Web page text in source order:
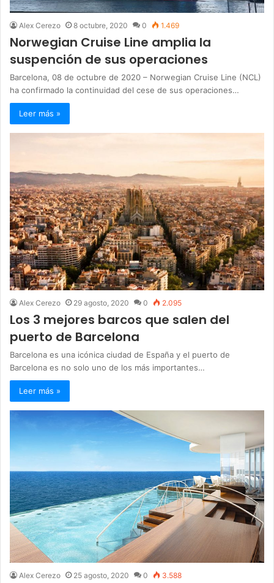
Alex Cerezo 8 octubre, 2020 0 1.469
Norwegian Cruise Line amplia la
suspención de sus operaciones
Barcelona, 08 de octubre de 2020 – Norwegian Cruise Line (NCL)
ha confirmado la continuidad del cese de sus operaciones…
Leer más »
Alex Cerezo 29 agosto, 2020 0 2.095
Los 3 mejores barcos que salen del
puerto de Barcelona
Barcelona es una icónica ciudad de España y el puerto de
Barcelona es no solo uno de los más importantes…
Leer más »
Alex Cerezo 25 agosto, 2020 0 3.588